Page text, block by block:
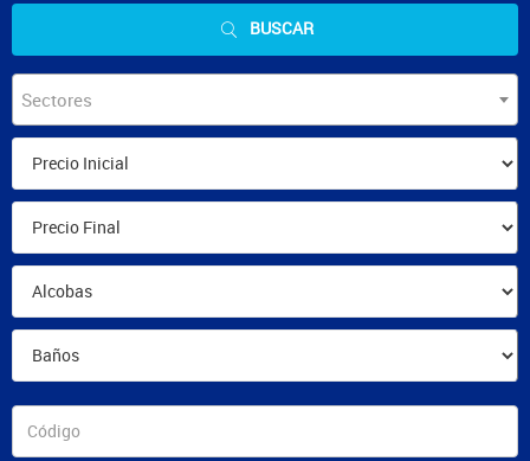
BUSCAR
Sectores